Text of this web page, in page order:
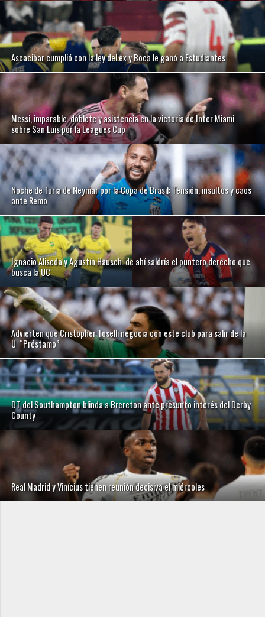
Ascacibar cumplió con la ley del ex y Boca le ganó a Estudiantes
Messi, imparable: doblete y asistencia en la victoria de Inter Miami
sobre San Luis por la Leagues Cup
Noche de furia de Neymar por la Copa de Brasil: Tensión, insultos y caos
ante Remo
Ignacio Aliseda y Agustín Hausch: de ahí saldría el puntero derecho que
busca la UC
Advierten que Cristopher Toselli negocia con este club para salir de la
U: “Préstamo”
DT del Southampton blinda a Brereton ante presunto interés del Derby
County
Real Madrid y Vinícius tienen reunión decisiva el miércoles